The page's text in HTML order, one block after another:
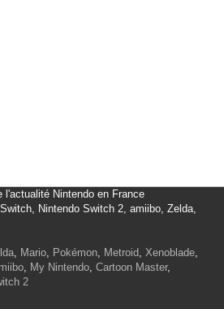
l'actualité Nintendo en France
Nintendo Switch 2, amiibo, Zelda,
, Mario, Pokémon, Metroid, Xenoblade,
, My Nintendo, Cartoon Master,
2